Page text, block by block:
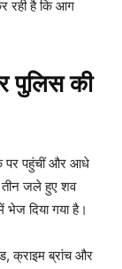
रही है कि आग
पुलिस की
पर पहुंचीं और आधे
जले हुए शव
भेज दिया गया है।
क्राइम ब्रांच और